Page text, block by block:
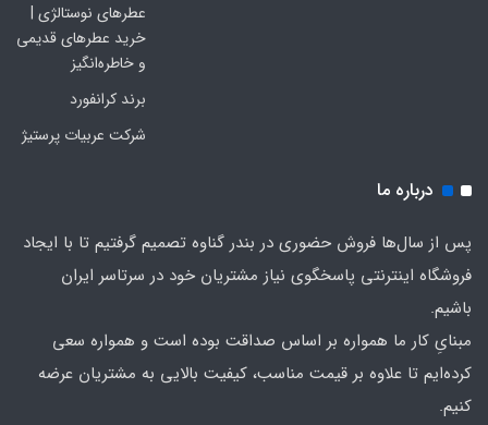
عطرهای نوستالژی |
خرید عطرهای قدیمی
و خاطره‌انگیز
برند کرانفورد
شرکت عربیات پرستیژ
درباره ما
پس از سال‌ها فروش حضوری در بندر گناوه تصمیم گرفتیم تا با ایجاد
فروشگاه اینترنتی پاسخگوی نیاز مشتریان خود در سرتاسر ایران
باشیم.
مبنایِ کار ما همواره بر اساس صداقت بوده است و همواره سعی
کرده‌ایم تا علاوه بر قیمت مناسب، کیفیت بالایی به مشتریان عرضه
کنیم.